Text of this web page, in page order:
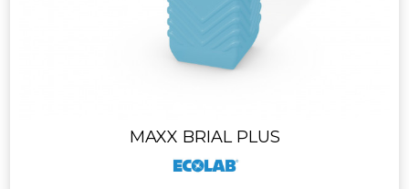
MAXX BRIAL PLUS